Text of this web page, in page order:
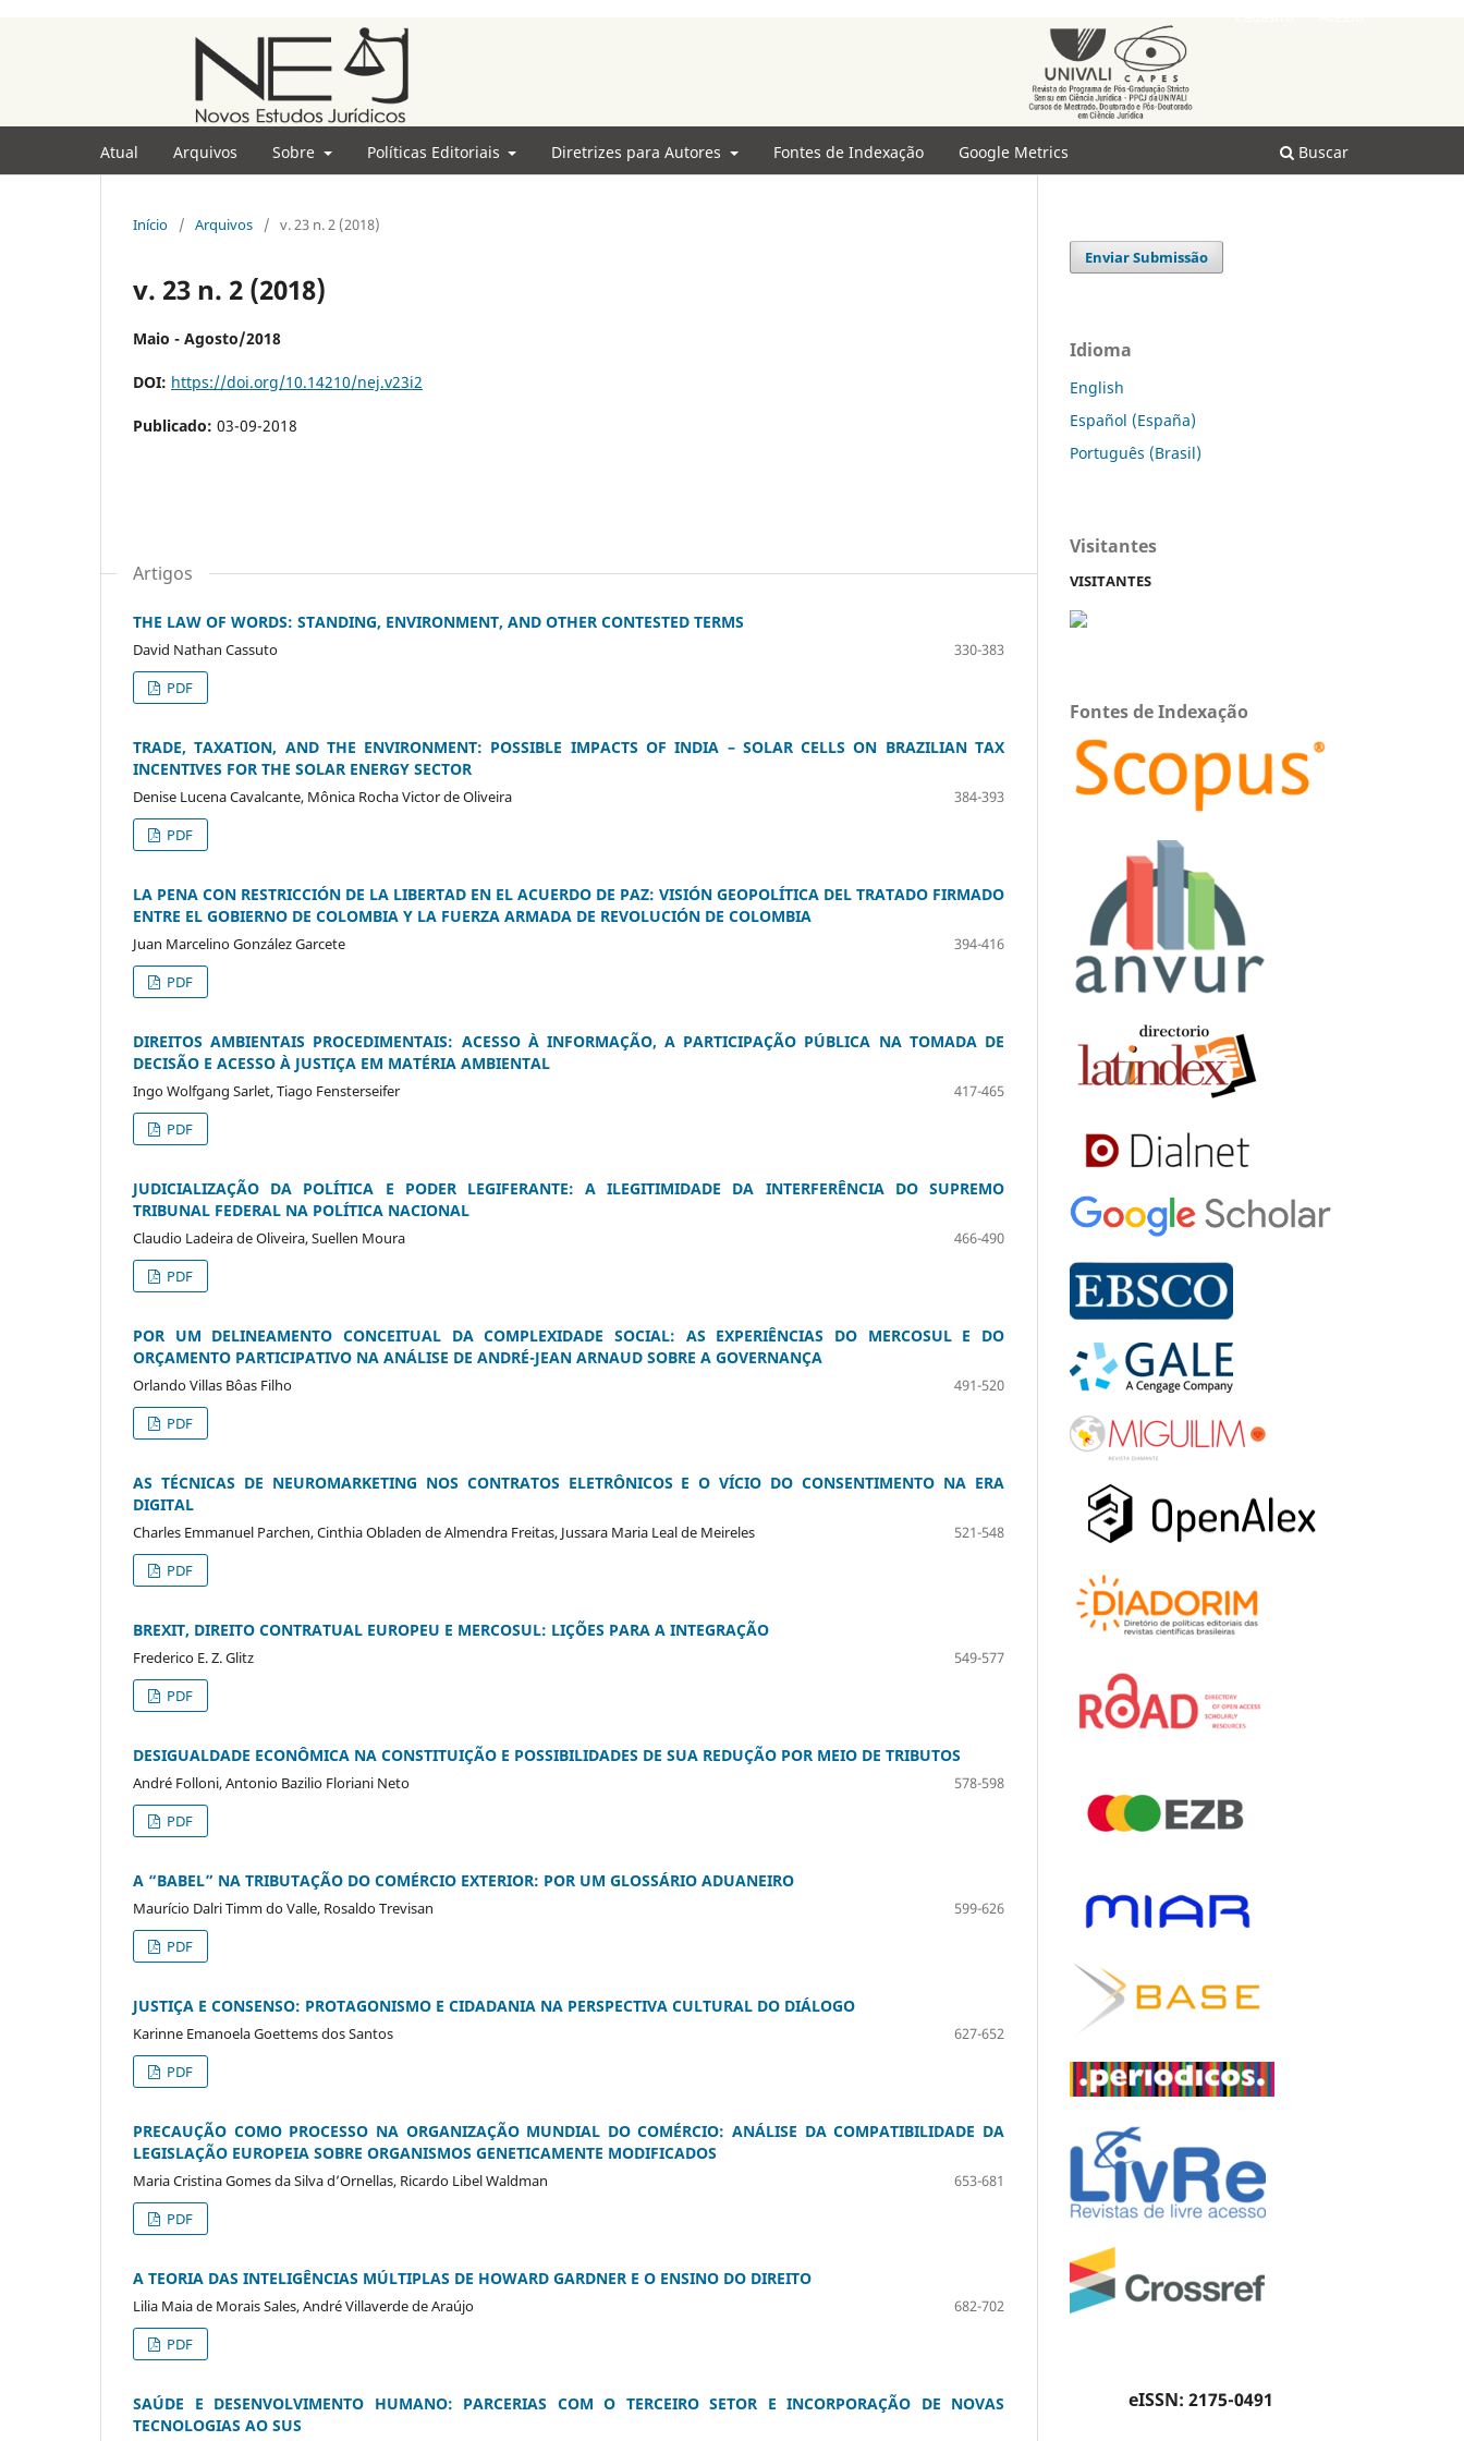
Atual Arquivos Sobre Políticas Editoriais Diretrizes para Autores Fontes de Indexação Google Metrics Buscar
Início / Arquivos / v. 23 n. 2 (2018)
v. 23 n. 2 (2018)
Maio - Agosto/2018
DOI: https://doi.org/10.14210/nej.v23i2
Publicado: 03-09-2018
Artigos
THE LAW OF WORDS: STANDING, ENVIRONMENT, AND OTHER CONTESTED TERMS
David Nathan Cassuto
330-383
PDF
TRADE, TAXATION, AND THE ENVIRONMENT: POSSIBLE IMPACTS OF INDIA – SOLAR CELLS ON BRAZILIAN TAX
INCENTIVES FOR THE SOLAR ENERGY SECTOR
Denise Lucena Cavalcante, Mônica Rocha Victor de Oliveira
384-393
PDF
LA PENA CON RESTRICCIÓN DE LA LIBERTAD EN EL ACUERDO DE PAZ: VISIÓN GEOPOLÍTICA DEL TRATADO FIRMADO
ENTRE EL GOBIERNO DE COLOMBIA Y LA FUERZA ARMADA DE REVOLUCIÓN DE COLOMBIA
Juan Marcelino González Garcete
394-416
PDF
DIREITOS AMBIENTAIS PROCEDIMENTAIS: ACESSO À INFORMAÇÃO, A PARTICIPAÇÃO PÚBLICA NA TOMADA DE
DECISÃO E ACESSO À JUSTIÇA EM MATÉRIA AMBIENTAL
Ingo Wolfgang Sarlet, Tiago Fensterseifer
417-465
PDF
JUDICIALIZAÇÃO DA POLÍTICA E PODER LEGIFERANTE: A ILEGITIMIDADE DA INTERFERÊNCIA DO SUPREMO
TRIBUNAL FEDERAL NA POLÍTICA NACIONAL
Claudio Ladeira de Oliveira, Suellen Moura
466-490
PDF
POR UM DELINEAMENTO CONCEITUAL DA COMPLEXIDADE SOCIAL: AS EXPERIÊNCIAS DO MERCOSUL E DO
ORÇAMENTO PARTICIPATIVO NA ANÁLISE DE ANDRÉ-JEAN ARNAUD SOBRE A GOVERNANÇA
Orlando Villas Bôas Filho
491-520
PDF
AS TÉCNICAS DE NEUROMARKETING NOS CONTRATOS ELETRÔNICOS E O VÍCIO DO CONSENTIMENTO NA ERA
DIGITAL
Charles Emmanuel Parchen, Cinthia Obladen de Almendra Freitas, Jussara Maria Leal de Meireles
521-548
PDF
BREXIT, DIREITO CONTRATUAL EUROPEU E MERCOSUL: LIÇÕES PARA A INTEGRAÇÃO
Frederico E. Z. Glitz
549-577
PDF
DESIGUALDADE ECONÔMICA NA CONSTITUIÇÃO E POSSIBILIDADES DE SUA REDUÇÃO POR MEIO DE TRIBUTOS
André Folloni, Antonio Bazilio Floriani Neto
578-598
PDF
A “BABEL” NA TRIBUTAÇÃO DO COMÉRCIO EXTERIOR: POR UM GLOSSÁRIO ADUANEIRO
Maurício Dalri Timm do Valle, Rosaldo Trevisan
599-626
PDF
JUSTIÇA E CONSENSO: PROTAGONISMO E CIDADANIA NA PERSPECTIVA CULTURAL DO DIÁLOGO
Karinne Emanoela Goettems dos Santos
627-652
PDF
PRECAUÇÃO COMO PROCESSO NA ORGANIZAÇÃO MUNDIAL DO COMÉRCIO: ANÁLISE DA COMPATIBILIDADE DA
LEGISLAÇÃO EUROPEIA SOBRE ORGANISMOS GENETICAMENTE MODIFICADOS
Maria Cristina Gomes da Silva d’Ornellas, Ricardo Libel Waldman
653-681
PDF
A TEORIA DAS INTELIGÊNCIAS MÚLTIPLAS DE HOWARD GARDNER E O ENSINO DO DIREITO
Lilia Maia de Morais Sales, André Villaverde de Araújo
682-702
PDF
SAÚDE E DESENVOLVIMENTO HUMANO: PARCERIAS COM O TERCEIRO SETOR E INCORPORAÇÃO DE NOVAS
TECNOLOGIAS AO SUS
Enviar Submissão
Idioma
English
Español (España)
Português (Brasil)
Visitantes
VISITANTES
Fontes de Indexação
eISSN: 2175-0491